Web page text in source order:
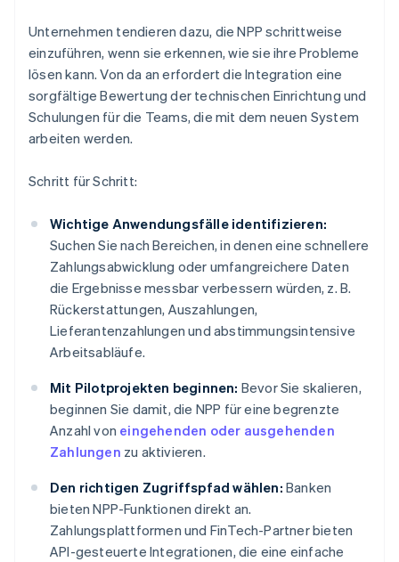
Unternehmen tendieren dazu, die NPP schrittweise
einzuführen, wenn sie erkennen, wie sie ihre Probleme
lösen kann. Von da an erfordert die Integration eine
sorgfältige Bewertung der technischen Einrichtung und
Schulungen für die Teams, die mit dem neuen System
arbeiten werden.
Schritt für Schritt:
Wichtige Anwendungsfälle identifizieren:
Suchen Sie nach Bereichen, in denen eine schnellere
Zahlungsabwicklung oder umfangreichere Daten
die Ergebnisse messbar verbessern würden, z. B.
Rückerstattungen, Auszahlungen,
Lieferantenzahlungen und abstimmungsintensive
Arbeitsabläufe.
Mit Pilotprojekten beginnen: Bevor Sie skalieren,
beginnen Sie damit, die NPP für eine begrenzte
Anzahl von eingehenden oder ausgehenden
Zahlungen zu aktivieren.
Den richtigen Zugriffspfad wählen: Banken
bieten NPP-Funktionen direkt an.
Zahlungsplattformen und FinTech-Partner bieten
API-gesteuerte Integrationen, die eine einfache